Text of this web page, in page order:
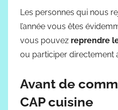
Les personnes qui nous
l’année vous êtes
vous pouvez reprendre
ou participer directement
Avant de
CAP cuisine